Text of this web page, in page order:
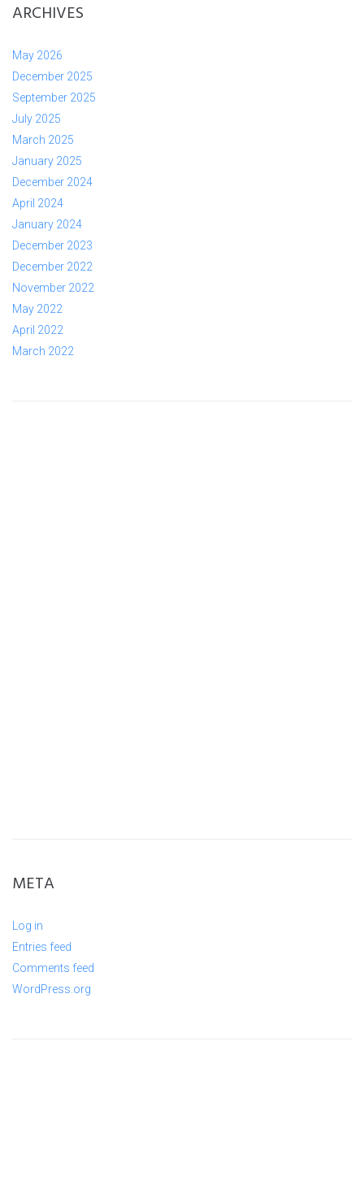
ARCHIVES
May 2026
December 2025
September 2025
July 2025
March 2025
January 2025
December 2024
April 2024
January 2024
December 2023
December 2022
November 2022
May 2022
April 2022
March 2022
META
Log in
Entries feed
Comments feed
WordPress.org